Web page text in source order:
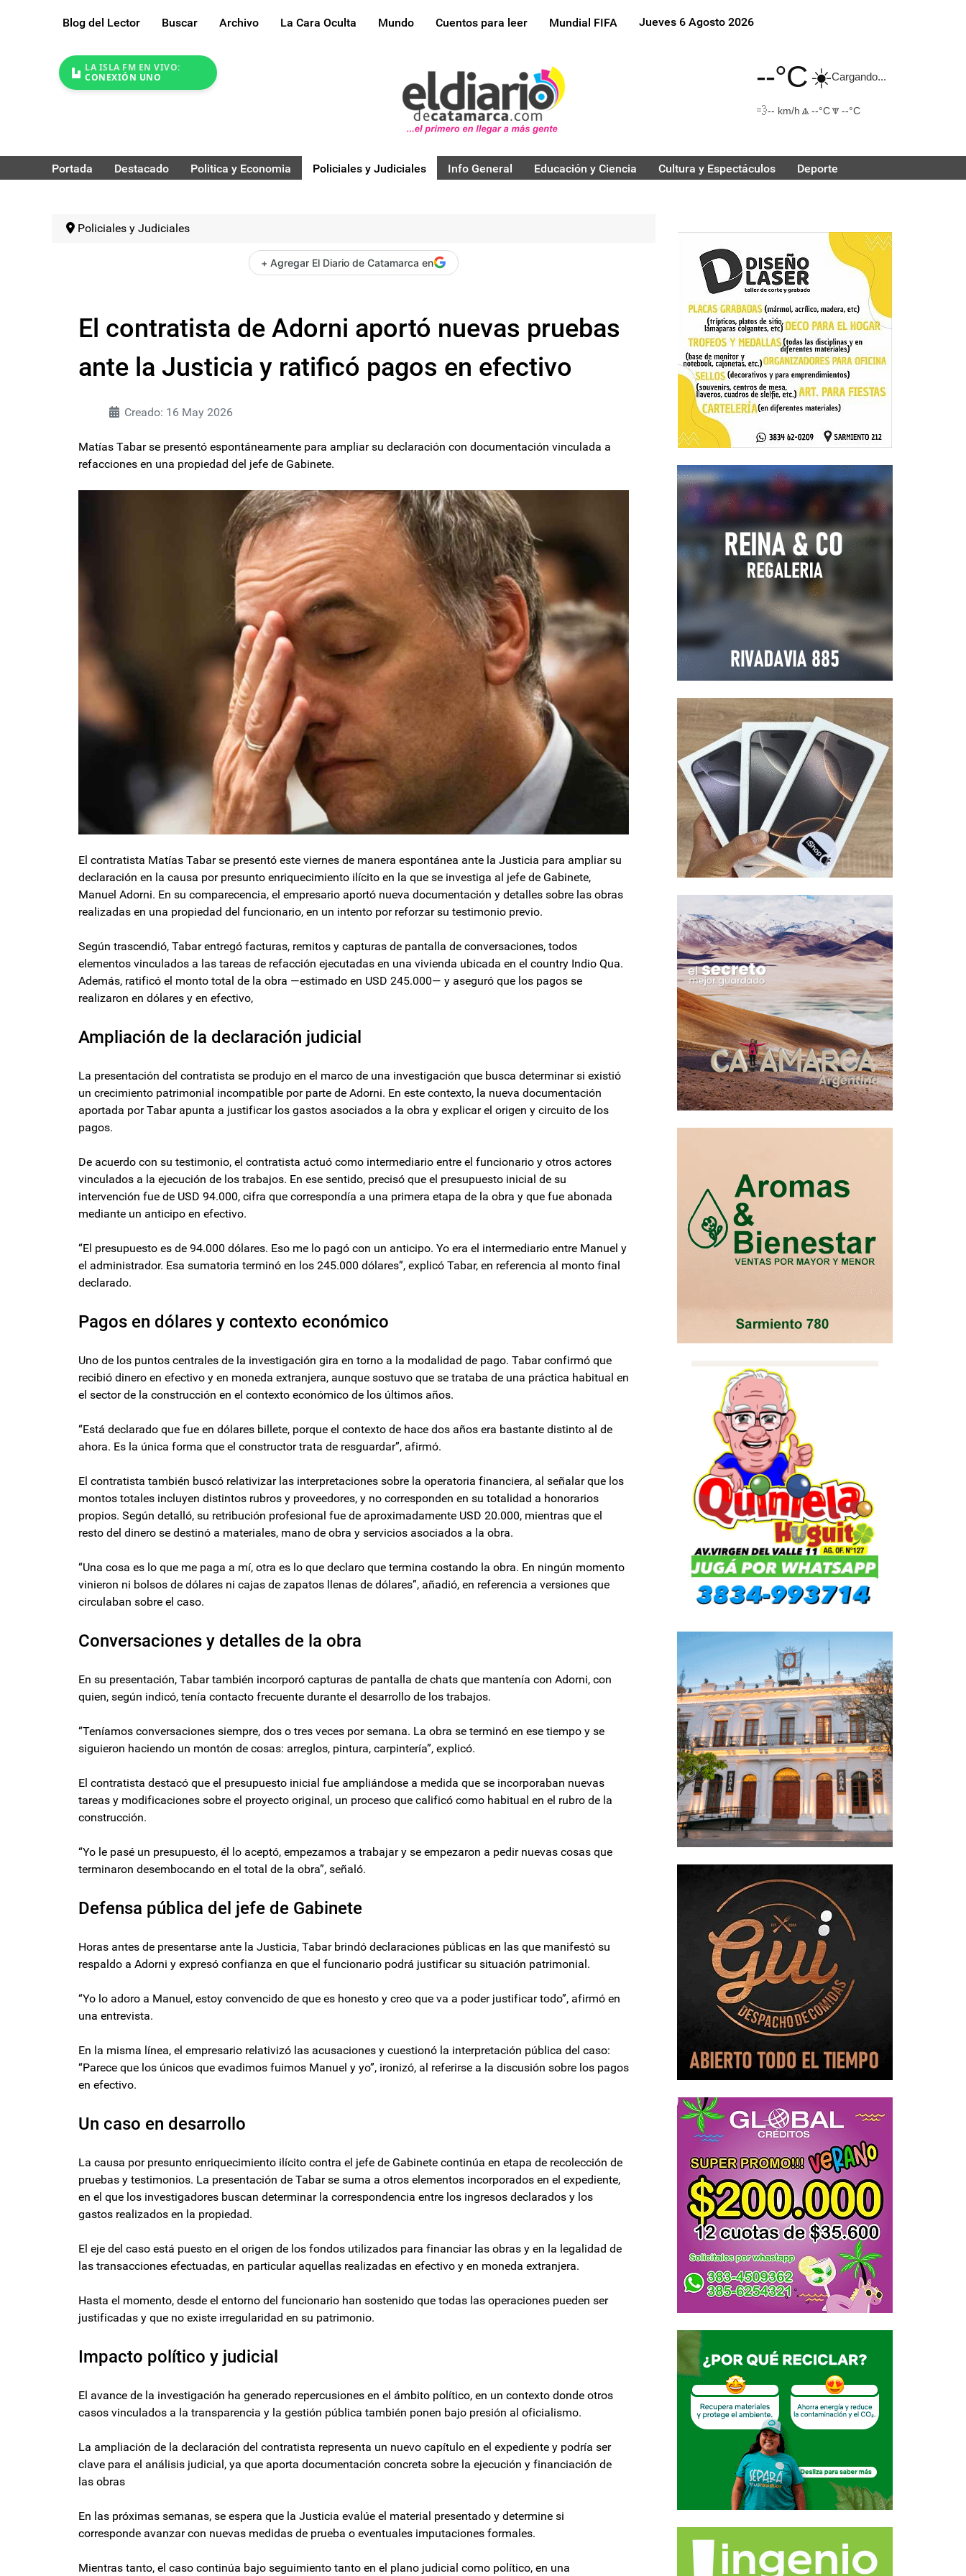
Blog del Lector Buscar Archivo La Cara Oculta Mundo Cuentos para leer Mundial FIFA Jueves 6 Agosto 2026
LA ISLA FM EN VIVO:
CONEXIÓN UNO
--°C☀️Cargando...
💨-- km/h 🔼 --°C🔽 --°C
Portada Destacado Politica y Economia Policiales y Judiciales Info General Educación y Ciencia Cultura y Espectáculos Deporte
Policiales y Judiciales
+ Agregar El Diario de Catamarca en
El contratista de Adorni aportó nuevas pruebas
ante la Justicia y ratificó pagos en efectivo
Creado: 16 May 2026
Matías Tabar se presentó espontáneamente para ampliar su declaración con documentación vinculada a
refacciones en una propiedad del jefe de Gabinete.
El contratista Matías Tabar se presentó este viernes de manera espontánea ante la Justicia para ampliar su
declaración en la causa por presunto enriquecimiento ilícito en la que se investiga al jefe de Gabinete,
Manuel Adorni. En su comparecencia, el empresario aportó nueva documentación y detalles sobre las obras
realizadas en una propiedad del funcionario, en un intento por reforzar su testimonio previo.
Según trascendió, Tabar entregó facturas, remitos y capturas de pantalla de conversaciones, todos
elementos vinculados a las tareas de refacción ejecutadas en una vivienda ubicada en el country Indio Qua.
Además, ratificó el monto total de la obra —estimado en USD 245.000— y aseguró que los pagos se
realizaron en dólares y en efectivo,
Ampliación de la declaración judicial
La presentación del contratista se produjo en el marco de una investigación que busca determinar si existió
un crecimiento patrimonial incompatible por parte de Adorni. En este contexto, la nueva documentación
aportada por Tabar apunta a justificar los gastos asociados a la obra y explicar el origen y circuito de los
pagos.
De acuerdo con su testimonio, el contratista actuó como intermediario entre el funcionario y otros actores
vinculados a la ejecución de los trabajos. En ese sentido, precisó que el presupuesto inicial de su
intervención fue de USD 94.000, cifra que correspondía a una primera etapa de la obra y que fue abonada
mediante un anticipo en efectivo.
“El presupuesto es de 94.000 dólares. Eso me lo pagó con un anticipo. Yo era el intermediario entre Manuel y
el administrador. Esa sumatoria terminó en los 245.000 dólares”, explicó Tabar, en referencia al monto final
declarado.
Pagos en dólares y contexto económico
Uno de los puntos centrales de la investigación gira en torno a la modalidad de pago. Tabar confirmó que
recibió dinero en efectivo y en moneda extranjera, aunque sostuvo que se trataba de una práctica habitual en
el sector de la construcción en el contexto económico de los últimos años.
“Está declarado que fue en dólares billete, porque el contexto de hace dos años era bastante distinto al de
ahora. Es la única forma que el constructor trata de resguardar”, afirmó.
El contratista también buscó relativizar las interpretaciones sobre la operatoria financiera, al señalar que los
montos totales incluyen distintos rubros y proveedores, y no corresponden en su totalidad a honorarios
propios. Según detalló, su retribución profesional fue de aproximadamente USD 20.000, mientras que el
resto del dinero se destinó a materiales, mano de obra y servicios asociados a la obra.
“Una cosa es lo que me paga a mí, otra es lo que declaro que termina costando la obra. En ningún momento
vinieron ni bolsos de dólares ni cajas de zapatos llenas de dólares”, añadió, en referencia a versiones que
circulaban sobre el caso.
Conversaciones y detalles de la obra
En su presentación, Tabar también incorporó capturas de pantalla de chats que mantenía con Adorni, con
quien, según indicó, tenía contacto frecuente durante el desarrollo de los trabajos.
“Teníamos conversaciones siempre, dos o tres veces por semana. La obra se terminó en ese tiempo y se
siguieron haciendo un montón de cosas: arreglos, pintura, carpintería”, explicó.
El contratista destacó que el presupuesto inicial fue ampliándose a medida que se incorporaban nuevas
tareas y modificaciones sobre el proyecto original, un proceso que calificó como habitual en el rubro de la
construcción.
“Yo le pasé un presupuesto, él lo aceptó, empezamos a trabajar y se empezaron a pedir nuevas cosas que
terminaron desembocando en el total de la obra”, señaló.
Defensa pública del jefe de Gabinete
Horas antes de presentarse ante la Justicia, Tabar brindó declaraciones públicas en las que manifestó su
respaldo a Adorni y expresó confianza en que el funcionario podrá justificar su situación patrimonial.
“Yo lo adoro a Manuel, estoy convencido de que es honesto y creo que va a poder justificar todo”, afirmó en
una entrevista.
En la misma línea, el empresario relativizó las acusaciones y cuestionó la interpretación pública del caso:
“Parece que los únicos que evadimos fuimos Manuel y yo”, ironizó, al referirse a la discusión sobre los pagos
en efectivo.
Un caso en desarrollo
La causa por presunto enriquecimiento ilícito contra el jefe de Gabinete continúa en etapa de recolección de
pruebas y testimonios. La presentación de Tabar se suma a otros elementos incorporados en el expediente,
en el que los investigadores buscan determinar la correspondencia entre los ingresos declarados y los
gastos realizados en la propiedad.
El eje del caso está puesto en el origen de los fondos utilizados para financiar las obras y en la legalidad de
las transacciones efectuadas, en particular aquellas realizadas en efectivo y en moneda extranjera.
Hasta el momento, desde el entorno del funcionario han sostenido que todas las operaciones pueden ser
justificadas y que no existe irregularidad en su patrimonio.
Impacto político y judicial
El avance de la investigación ha generado repercusiones en el ámbito político, en un contexto donde otros
casos vinculados a la transparencia y la gestión pública también ponen bajo presión al oficialismo.
La ampliación de la declaración del contratista representa un nuevo capítulo en el expediente y podría ser
clave para el análisis judicial, ya que aporta documentación concreta sobre la ejecución y financiación de
las obras
En las próximas semanas, se espera que la Justicia evalúe el material presentado y determine si
corresponde avanzar con nuevas medidas de prueba o eventuales imputaciones formales.
Mientras tanto, el caso continúa bajo seguimiento tanto en el plano judicial como político, en una